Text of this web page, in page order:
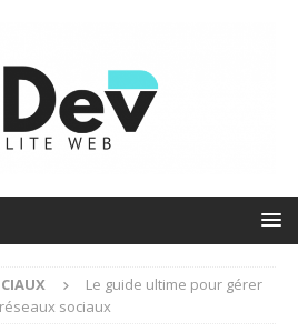
Le guide ultime pour gérer
sociaux